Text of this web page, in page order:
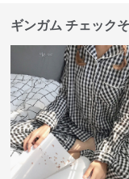
ギンガム チェック